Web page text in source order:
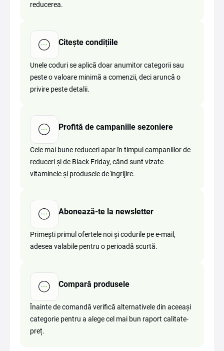
reducerea.
Citește condițiile
Unele coduri se aplică doar anumitor categorii sau
peste o valoare minimă a comenzii, deci aruncă o
privire peste detalii.
Profită de campaniile sezoniere
Cele mai bune reduceri apar în timpul campaniilor de
reduceri și de Black Friday, când sunt vizate
vitaminele și produsele de îngrijire.
Abonează-te la newsletter
Primești primul ofertele noi și codurile pe e-mail,
adesea valabile pentru o perioadă scurtă.
Compară produsele
Înainte de comandă verifică alternativele din aceeași
categorie pentru a alege cel mai bun raport calitate-
preț.